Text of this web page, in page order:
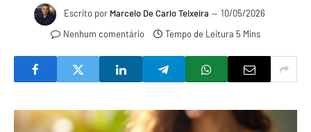
Escrito por Marcelo De Carlo Teixeira
10/05/2026
Nenhum comentário
Tempo de Leitura 5 Mins